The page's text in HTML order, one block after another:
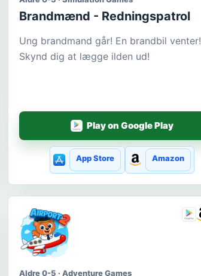
Brandmænd - Redningspatrol
Ung brandmand går! En brandbil venter!
Skynd dig at lægge ilden ud!
Play on Google Play
App Store Amazon
Aldre 0-5 · Adventure Games